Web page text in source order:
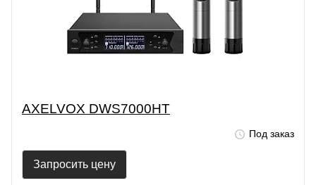
AXELVOX DWS7000HT
Под заказ
Запросить цену